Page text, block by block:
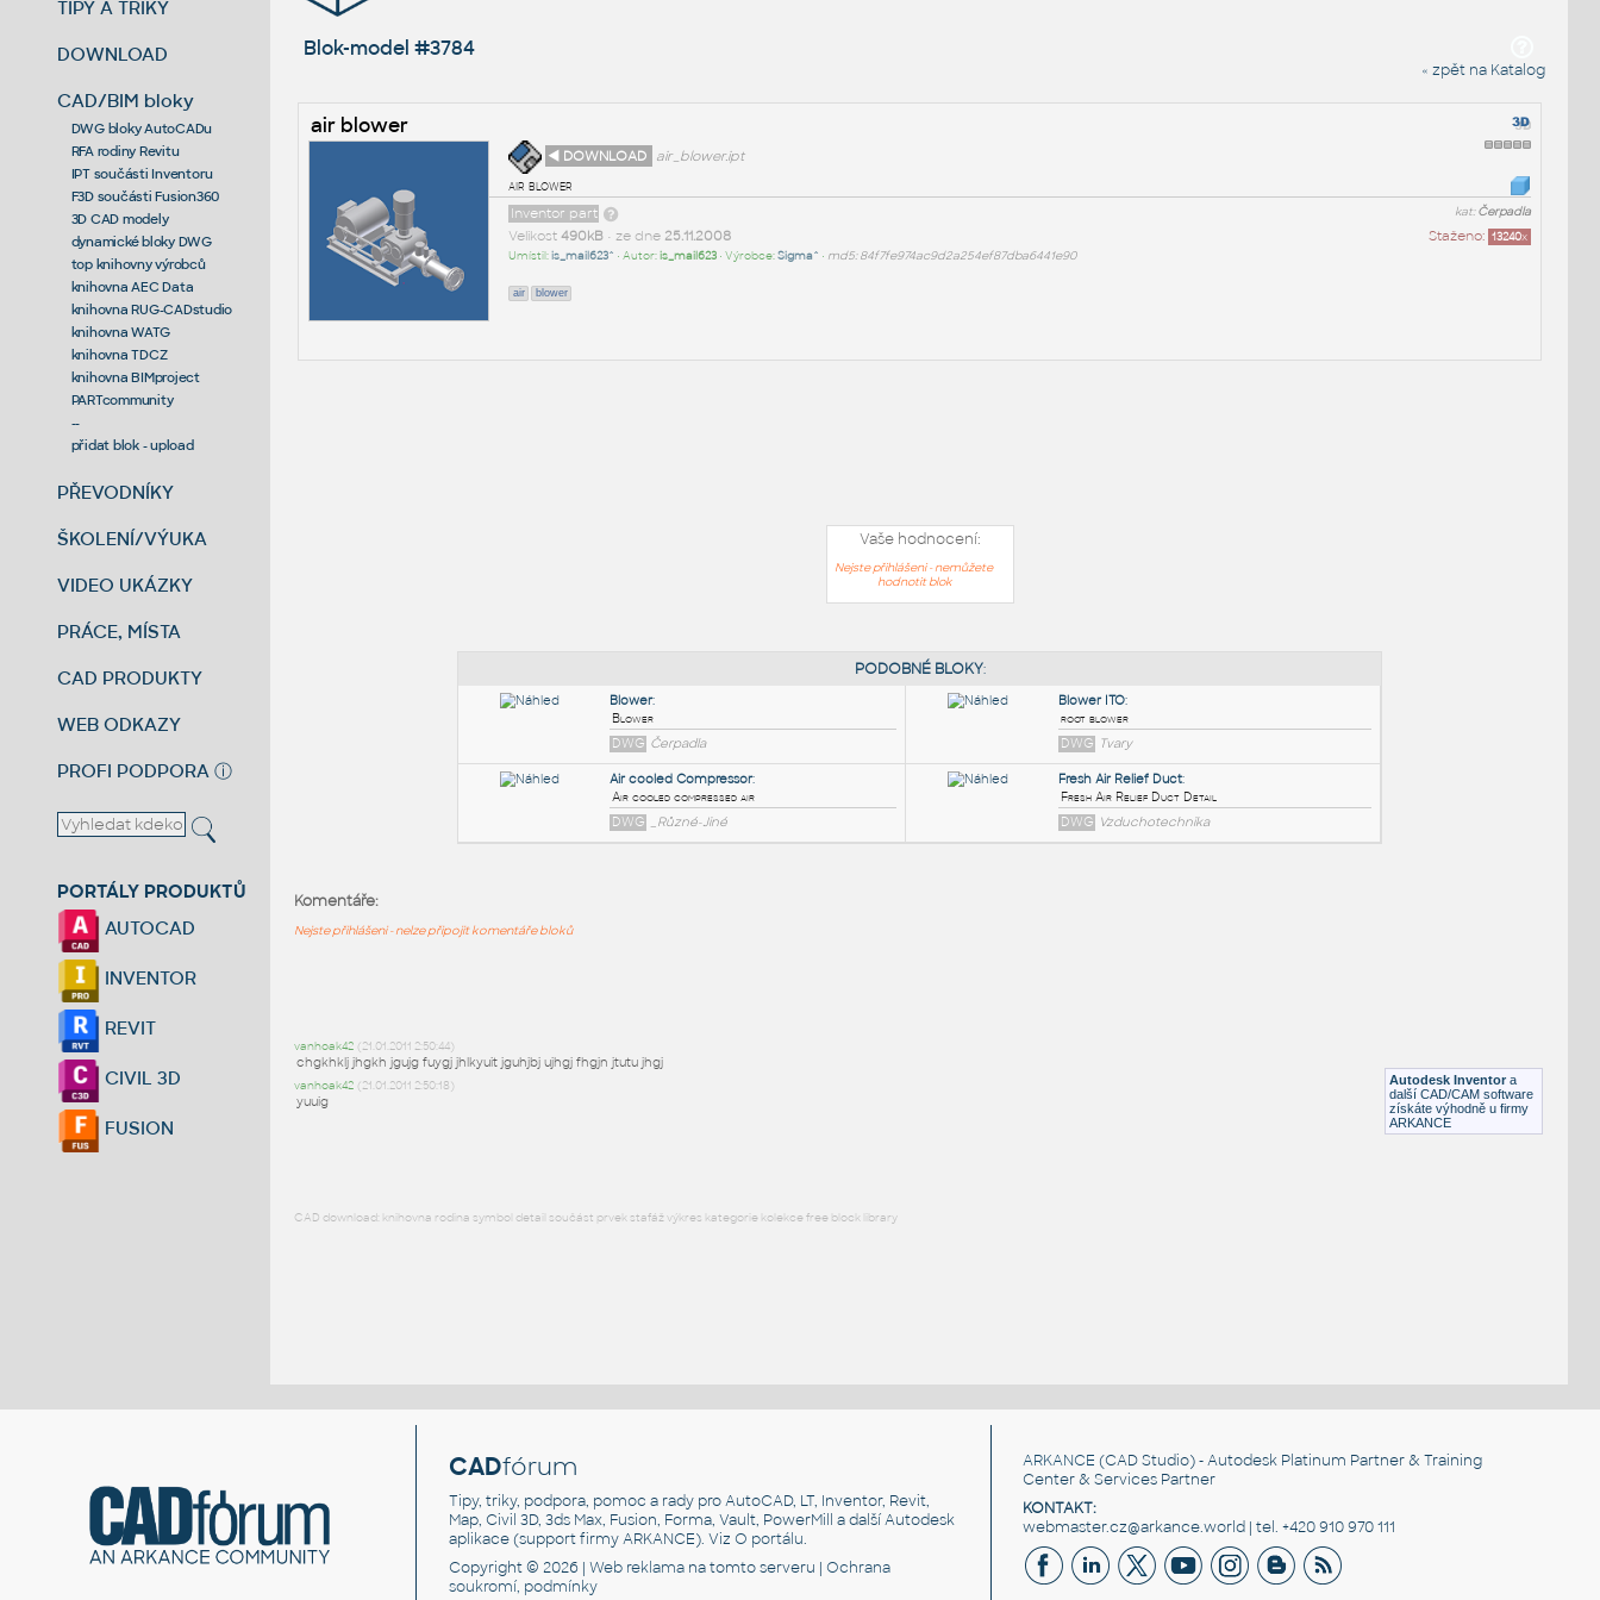
TIPY A TRIKY
DOWNLOAD
CAD/BIM bloky
DWG bloky AutoCADu
RFA rodiny Revitu
IPT součásti Inventoru
F3D součásti Fusion360
3D CAD modely
dynamické bloky DWG
top knihovny výrobců
knihovna AEC Data
knihovna RUG-CADstudio
knihovna WATG
knihovna TDCZ
knihovna BIMproject
PARTcommunity
--
přidat blok - upload
PŘEVODNÍKY
ŠKOLENÍ/VÝUKA
VIDEO UKÁZKY
PRÁCE, MÍSTA
CAD PRODUKTY
WEB ODKAZY
PROFI PODPORA ⓘ
PORTÁLY PRODUKTŮ
AUTOCAD
INVENTOR
REVIT
CIVIL 3D
FUSION
Blok-model #3784
« zpět na Katalog
air blower
◄ DOWNLOAD
air_blower.ipt
air blower
kat:Čerpadla
Inventor part
Staženo: 13240x
Velikost 490kB• ze dne 25.11.2008
Umístil:is_mail623^ • Autor:is_mail623• Výrobce:Sigma^ • md5: 84f7fe974ac9d2a254ef87dba6441e90
air blower
Vaše hodnocení:
Nejste přihlášeni - nemůžete
hodnotit blok
Autodesk Inventor a
další CAD/CAM software
získáte výhodně u firmy
ARKANCE
Komentáře:
Nejste přihlášeni - nelze připojit komentáře bloků
vanhoak42 (21.01.2011 2:50:44)
chgkhklj jhgkh jgujg fuygj jhlkyuit jguhjbj ujhgj fhgjn jtutu jhgj
vanhoak42 (21.01.2011 2:50:18)
yuuig
CAD download: knihovna rodina symbol detail součást prvek stafáž výkres kategorie kolekce free block library
CADfórum
Tipy, triky, podpora, pomoc a rady pro AutoCAD, LT, Inventor, Revit,
Map, Civil 3D, 3ds Max, Fusion, Forma, Vault, PowerMill a další Autodesk
aplikace (support firmy ARKANCE). VizO portálu.
Copyright © 2026 |Web reklama na tomto serveru |Ochrana
soukromí, podmínky
ARKANCE (CAD Studio) - Autodesk Platinum Partner & Training
Center & Services Partner
KONTAKT:
webmaster.cz@arkance.world | tel. +420 910 970 111